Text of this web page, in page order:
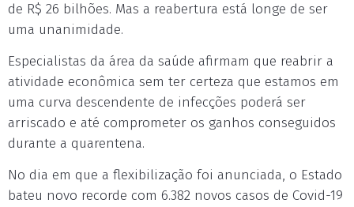
de R$ 26 bilhões. Mas a reabertura está longe de ser
uma unanimidade.
Especialistas da área da saúde afirmam que reabrir a
atividade econômica sem ter certeza que estamos em
uma curva descendente de infecções poderá ser
arriscado e até comprometer os ganhos conseguidos
durante a quarentena.
No dia em que a flexibilização foi anunciada, o Estado
bateu novo recorde com 6.382 novos casos de Covid-19